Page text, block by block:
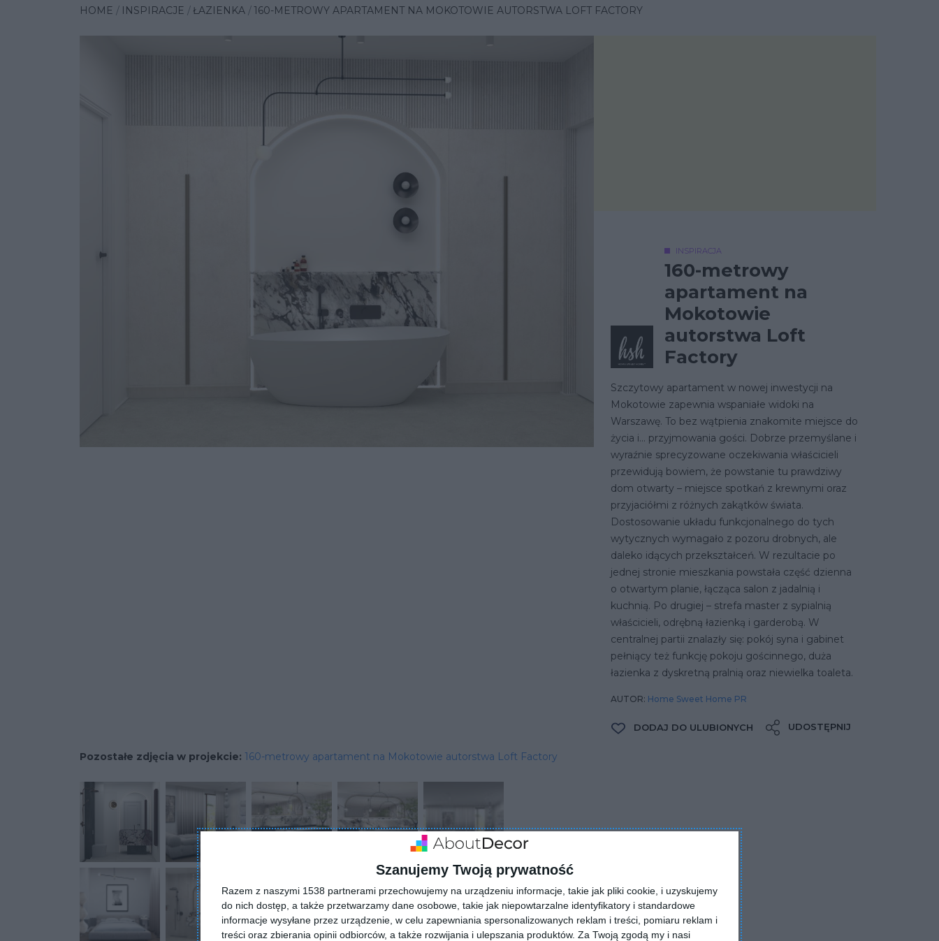
Szanujemy Twoją prywatność
Razem z naszymi 1538 partnerami przechowujemy na urządzeniu informacje, takie jak pliki cookie, i uzyskujemy
do nich dostęp, a także przetwarzamy dane osobowe, takie jak niepowtarzalne identyfikatory i standardowe
informacje wysyłane przez urządzenie, w celu zapewniania spersonalizowanych reklam i treści, pomiaru reklam i
treści oraz zbierania opinii odbiorców, a także rozwijania i ulepszania produktów. Za Twoją zgodą my i nasi
HOME INSPIRACJE ŁAZIENKA 160-METROWY APARTAMENT NA MOKOTOWIE AUTORSTWA LOFT FACTORY
INSPIRACJA
160-metrowy
apartament na
Mokotowie
autorstwa Loft
Factory
Szczytowy apartament w nowej inwestycji na
Mokotowie zapewnia wspaniałe widoki na
Warszawę. To bez wątpienia znakomite miejsce do
życia i… przyjmowania gości. Dobrze przemyślane i
wyraźnie sprecyzowane oczekiwania właścicieli
przewidują bowiem, że powstanie tu prawdziwy
dom otwarty – miejsce spotkań z krewnymi oraz
przyjaciółmi z różnych zakątków świata.
Dostosowanie układu funkcjonalnego do tych
wytycznych wymagało z pozoru drobnych, ale
daleko idących przekształceń. W rezultacie po
jednej stronie mieszkania powstała część dzienna
o otwartym planie, łącząca salon z jadalnią i
kuchnią. Po drugiej – strefa master z sypialnią
właścicieli, odrębną łazienką i garderobą. W
centralnej partii znalazły się: pokój syna i gabinet
pełniący też funkcję pokoju gościnnego, duża
łazienka z dyskretną pralnią oraz niewielka toaleta.
AUTOR: Home Sweet Home PR
DODAJ DO ULUBIONYCH UDOSTĘPNIJ
Pozostałe zdjęcia w projekcie: 160-metrowy apartament na Mokotowie autorstwa Loft Factory